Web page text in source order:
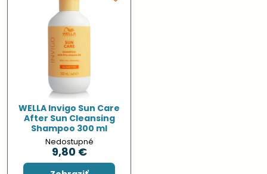
WELLA Invigo Sun Care
After Sun Cleansing
Shampoo 300 ml
Nedostupné
9,80 €